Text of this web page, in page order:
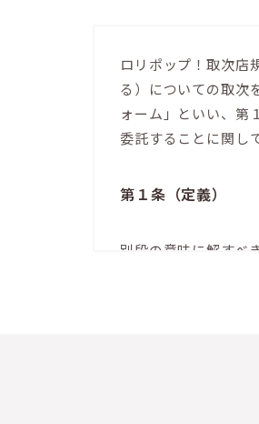
ロリポップ！取次店
る）についての取次
ォーム」といい、第
委託することに関し
第１条（定義）
別段の意味に解すべ
いう。）に同意
dash.com/wp-